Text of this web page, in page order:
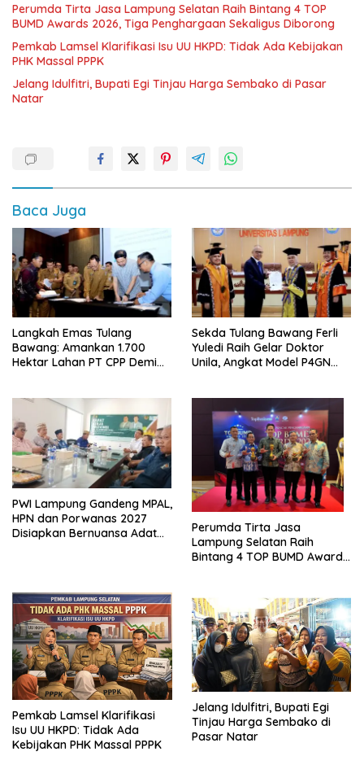
Perumda Tirta Jasa Lampung Selatan Raih Bintang 4 TOP
BUMD Awards 2026, Tiga Penghargaan Sekaligus Diborong
Pemkab Lamsel Klarifikasi Isu UU HKPD: Tidak Ada Kebijakan
PHK Massal PPPK
Jelang Idulfitri, Bupati Egi Tinjau Harga Sembako di Pasar
Natar
Baca Juga
Langkah Emas Tulang
Bawang: Amankan 1.700
Hektar Lahan PT CPP Demi
Sekda Tulang Bawang Ferli
Yuledi Raih Gelar Doktor
Unila, Angkat Model P4GN
PWI Lampung Gandeng MPAL,
HPN dan Porwanas 2027
Disiapkan Bernuansa Adat
Perumda Tirta Jasa
Lampung Selatan Raih
Bintang 4 TOP BUMD Awards
Pemkab Lamsel Klarifikasi
Isu UU HKPD: Tidak Ada
Kebijakan PHK Massal PPPK
Jelang Idulfitri, Bupati Egi
Tinjau Harga Sembako di
Pasar Natar